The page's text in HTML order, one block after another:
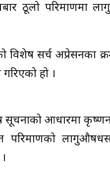
ठूलो परिमाणमा
सर्च अप्रेसनका
हो ।
आधारमा